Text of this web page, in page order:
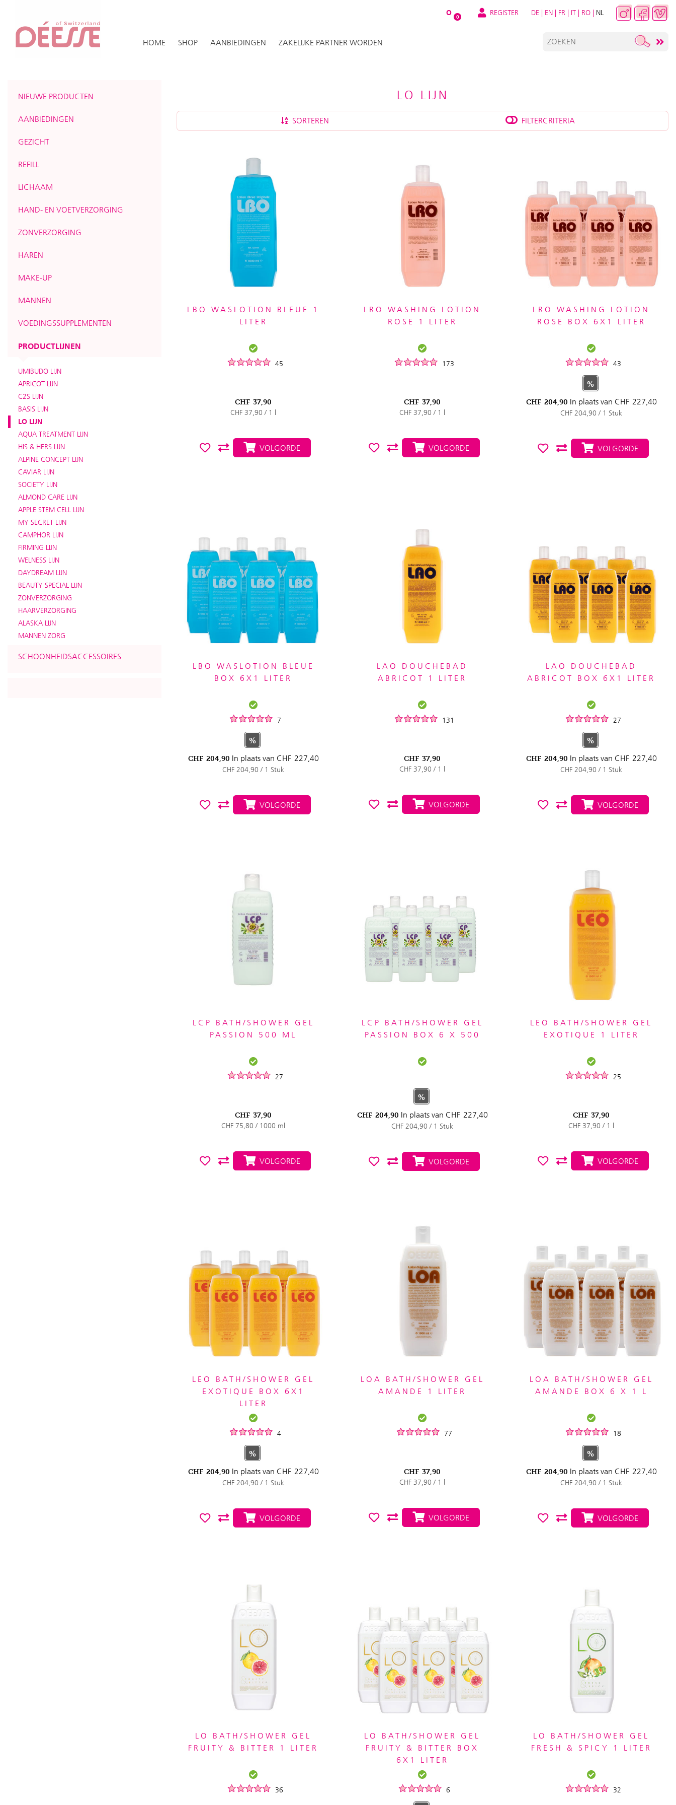
O 0 REGISTER DE | EN | FR | IT | RO | NL
HOME SHOP AANBIEDINGEN ZAKELIJKE PARTNER WORDEN
NIEUWE PRODUCTEN
AANBIEDINGEN
GEZICHT
REFILL
LICHAAM
HAND- EN VOETVERZORGING
ZONVERZORGING
HAREN
MAKE-UP
MANNEN
VOEDINGSSUPPLEMENTEN
PRODUCTLIJNEN
UMIBUDO LIJN
APRICOT LIJN
C2S LIJN
BASIS LIJN
LO LIJN
AQUA TREATMENT LIJN
HIS & HERS LIJN
ALPINE CONCEPT LIJN
CAVIAR LIJN
SOCIETY LIJN
ALMOND CARE LIJN
APPLE STEM CELL LIJN
MY SECRET LIJN
CAMPHOR LIJN
FIRMING LIJN
WELNESS LIJN
DAYDREAM LIJN
BEAUTY SPECIAL LIJN
ZONVERZORGING
HAARVERZORGING
ALASKA LIJN
MANNEN ZORG
SCHOONHEIDSACCESSOIRES
LO LIJN
SORTEREN FILTERCRITERIA
LBO WASLOTION BLEUE 1
LITER
45
CHF 37,90
CHF 37,90 / 1 l
VOLGORDE
LRO WASHING LOTION
ROSE 1 LITER
173
CHF 37,90
CHF 37,90 / 1 l
VOLGORDE
LRO WASHING LOTION
ROSE BOX 6X1 LITER
43
%
CHF 204,90 In plaats van CHF 227,40
CHF 204,90 / 1 Stuk
VOLGORDE
LBO WASLOTION BLEUE
BOX 6X1 LITER
7
%
CHF 204,90 In plaats van CHF 227,40
CHF 204,90 / 1 Stuk
VOLGORDE
LAO DOUCHEBAD
ABRICOT 1 LITER
131
CHF 37,90
CHF 37,90 / 1 l
VOLGORDE
LAO DOUCHEBAD
ABRICOT BOX 6X1 LITER
27
%
CHF 204,90 In plaats van CHF 227,40
CHF 204,90 / 1 Stuk
VOLGORDE
LCP BATH/SHOWER GEL
PASSION 500 ML
27
CHF 37,90
CHF 75,80 / 1000 ml
VOLGORDE
LCP BATH/SHOWER GEL
PASSION BOX 6 X 500
%
CHF 204,90 In plaats van CHF 227,40
CHF 204,90 / 1 Stuk
VOLGORDE
LEO BATH/SHOWER GEL
EXOTIQUE 1 LITER
25
CHF 37,90
CHF 37,90 / 1 l
VOLGORDE
LEO BATH/SHOWER GEL
EXOTIQUE BOX 6X1
LITER
4
%
CHF 204,90 In plaats van CHF 227,40
CHF 204,90 / 1 Stuk
VOLGORDE
LOA BATH/SHOWER GEL
AMANDE 1 LITER
77
CHF 37,90
CHF 37,90 / 1 l
VOLGORDE
LOA BATH/SHOWER GEL
AMANDE BOX 6 X 1 L
18
%
CHF 204,90 In plaats van CHF 227,40
CHF 204,90 / 1 Stuk
VOLGORDE
LO BATH/SHOWER GEL
FRUITY & BITTER 1 LITER
36
LO BATH/SHOWER GEL
FRUITY & BITTER BOX
6X1 LITER
6
LO BATH/SHOWER GEL
FRESH & SPICY 1 LITER
32